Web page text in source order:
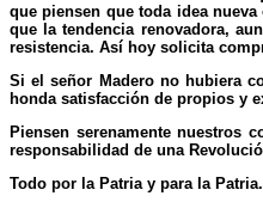
que piensen que toda idea
que la tendencia renovadora,
resistencia. Así hoy solicita
Si el señor Madero no hubiera
honda satisfacción de propios y
Piensen serenamente nuestros
responsabilidad de una
Todo por la Patria y para la Patria.